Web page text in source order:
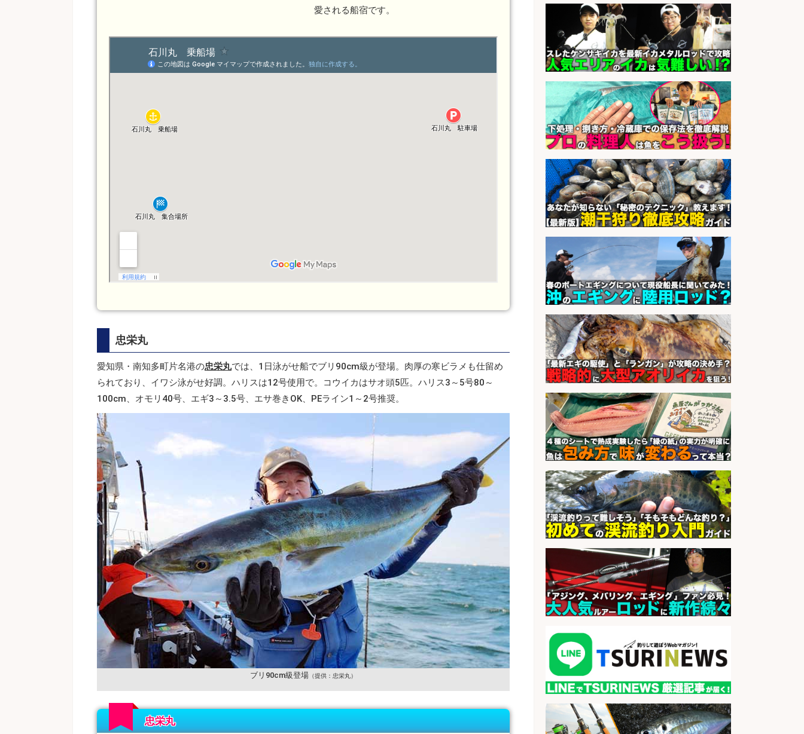
愛される船宿です。
忠栄丸
愛知県・南知多町片名港の忠栄丸では、1日泳がせ船でブリ90cm級が登場。肉厚の寒ビラメも仕留め
られており、イワシ泳がせ好調。ハリスは12号使用で。コウイカはサオ頭5匹。ハリス3～5号80～
100cm、オモリ40号、エギ3～3.5号、エサ巻きOK、PEライン1～2号推奨。
ブリ90cm級登場 （提供：忠栄丸）
忠栄丸
フ/車通勤OK×時間選べる×未経験歓
迎/鹿児島県/志布志市
会社名 株式会社ホットスタッフ鹿児島
sponsored by 求人ボックス
さらに求人情報を見る